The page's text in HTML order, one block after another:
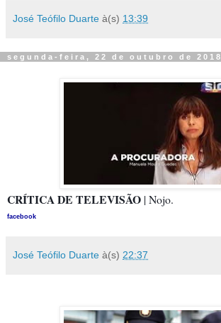
José Teófilo Duarte à(s) 13:39
segunda-feira, 22 de outubro de 2018
CRÍTICA DE TELEVISÃO | Nojo.
facebook
José Teófilo Duarte à(s) 22:37